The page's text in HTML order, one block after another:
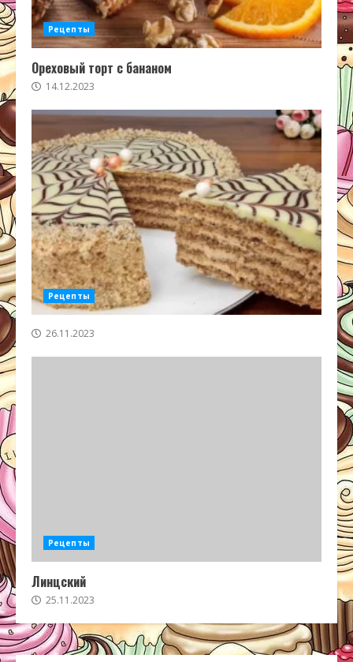
Рецепты
Ореховый торт с бананом
14.12.2023
Рецепты
26.11.2023
Рецепты
Линцский
25.11.2023